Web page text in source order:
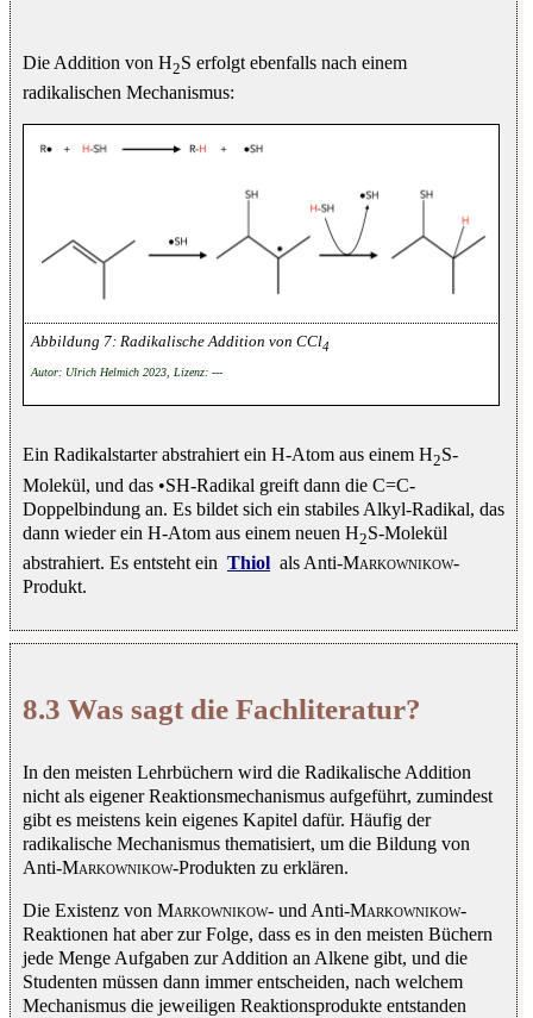
Die Addition von H2S erfolgt ebenfalls nach einem
radikalischen Mechanismus:
Radikalische Addition von CCl4
Autor: Ulrich Helmich 2023, Lizenz: ---
Ein Radikalstarter abstrahiert ein H-Atom aus einem H2S-
Molekül, und das •SH-Radikal greift dann die C=C-
Doppelbindung an. Es bildet sich ein stabiles Alkyl-Radikal, das
dann wieder ein H-Atom aus einem neuen H2S-Molekül
abstrahiert. Es entsteht ein Thiol als Anti-Markownikow-
Produkt.
8.3 Was sagt die Fachliteratur?
In den meisten Lehrbüchern wird die Radikalische Addition
nicht als eigener Reaktionsmechanismus aufgeführt, zumindest
gibt es meistens kein eigenes Kapitel dafür. Häufig der
radikalische Mechanismus thematisiert, um die Bildung von
Anti-Markownikow-Produkten zu erklären.
Die Existenz von Markownikow- und Anti-Markownikow-
Reaktionen hat aber zur Folge, dass es in den meisten Büchern
jede Menge Aufgaben zur Addition an Alkene gibt, und die
Studenten müssen dann immer entscheiden, nach welchem
Mechanismus die jeweiligen Reaktionsprodukte entstanden